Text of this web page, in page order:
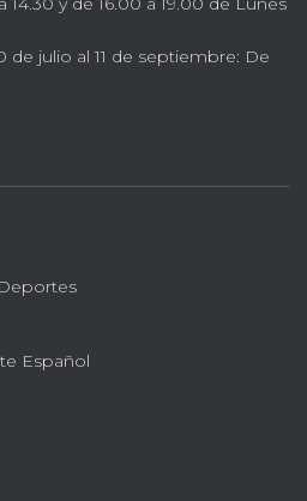
de julio al 11 de septiembre: De